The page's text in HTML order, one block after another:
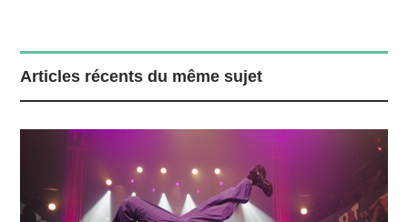
Articles récents du même sujet